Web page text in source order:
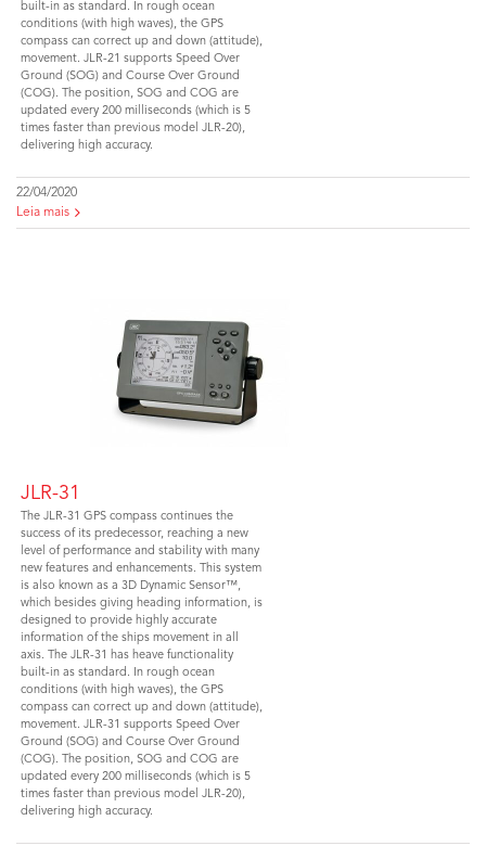
built-in as standard. In rough ocean
conditions (with high waves), the GPS
compass can correct up and down (attitude),
movement. JLR-21 supports Speed Over
Ground (SOG) and Course Over Ground
(COG). The position, SOG and COG are
updated every 200 milliseconds (which is 5
times faster than previous model JLR-20),
delivering high accuracy.
22/04/2020
Leia mais
JLR-31
The JLR-31 GPS compass continues the
success of its predecessor, reaching a new
level of performance and stability with many
new features and enhancements. This system
is also known as a 3D Dynamic Sensor™,
which besides giving heading information, is
designed to provide highly accurate
information of the ships movement in all
axis. The JLR-31 has heave functionality
built-in as standard. In rough ocean
conditions (with high waves), the GPS
compass can correct up and down (attitude),
movement. JLR-31 supports Speed Over
Ground (SOG) and Course Over Ground
(COG). The position, SOG and COG are
updated every 200 milliseconds (which is 5
times faster than previous model JLR-20),
delivering high accuracy.